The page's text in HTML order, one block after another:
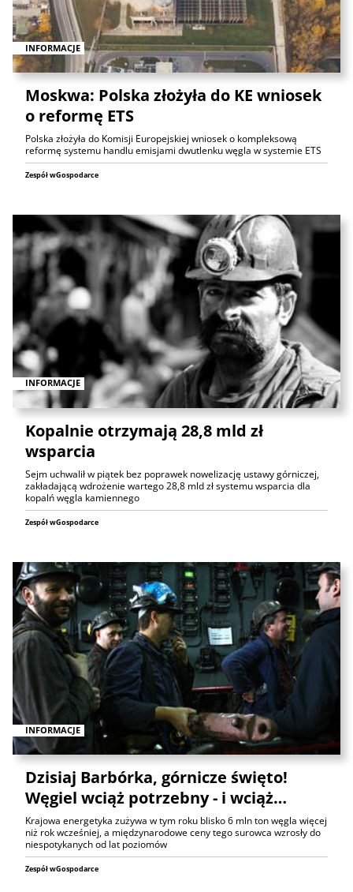
INFORMACJE
Moskwa: Polska złożyła do KE wniosek
o reformę ETS
Polska złożyła do Komisji Europejskiej wniosek o kompleksową
reformę systemu handlu emisjami dwutlenku węgla w systemie ETS
Zespół wGospodarce
INFORMACJE
Kopalnie otrzymają 28,8 mld zł
wsparcia
Sejm uchwalił w piątek bez poprawek nowelizację ustawy górniczej,
zakładającą wdrożenie wartego 28,8 mld zł systemu wsparcia dla
kopalń węgla kamiennego
Zespół wGospodarce
INFORMACJE
Dzisiaj Barbórka, górnicze święto!
Węgiel wciąż potrzebny - i wciąż…
Krajowa energetyka zużywa w tym roku blisko 6 mln ton węgla więcej
niż rok wcześniej, a międzynarodowe ceny tego surowca wzrosły do
niespotykanych od lat poziomów
Zespół wGospodarce